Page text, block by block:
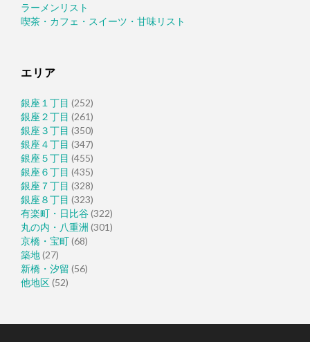
ラーメンリスト
喫茶・カフェ・スイーツ・甘味リスト
エリア
銀座１丁目 (252)
銀座２丁目 (261)
銀座３丁目 (350)
銀座４丁目 (347)
銀座５丁目 (455)
銀座６丁目 (435)
銀座７丁目 (328)
銀座８丁目 (323)
有楽町・日比谷(322)
丸の内・八重洲 (301)
京橋・宝町(68)
築地(27)
新橋・汐留 (56)
他地区(52)